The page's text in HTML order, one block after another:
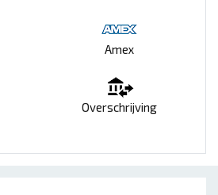
Amex
Overschrijving